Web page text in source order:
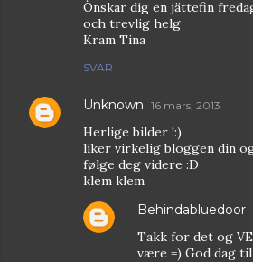
Önskar dig en jättefin
och trevlig helg
Kram Tina
SVAR
Unknown 16 mars, 2013
Herlige bilder !:)
liker virkelig bloggen din
følge deg videre :D
klem klem
Behindabluedoor
Takk for det og
være =) God dag